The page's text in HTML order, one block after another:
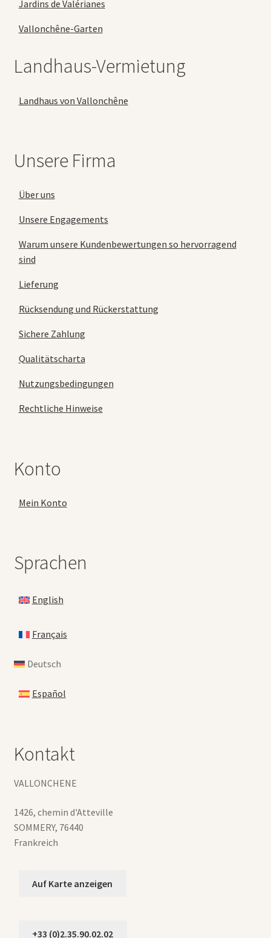
Jardins de Valérianes
Vallonchêne-Garten
Landhaus-Vermietung
Landhaus von Vallonchêne
Unsere Firma
Über uns
Unsere Engagements
Warum unsere Kundenbewertungen so hervorragend
sind
Lieferung
Rücksendung und Rückerstattung
Sichere Zahlung
Qualitätscharta
Nutzungsbedingungen
Rechtliche Hinweise
Konto
Mein Konto
Sprachen
English
Français
Deutsch
Español
Kontakt
VALLONCHENE
1426, chemin d'Atteville
SOMMERY, 76440
Frankreich
Auf Karte anzeigen
+33 (0)2.35.90.02.02